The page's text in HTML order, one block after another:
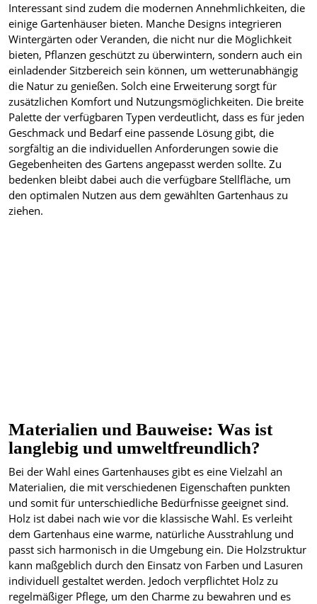
Interessant sind zudem die modernen Annehmlichkeiten, die
einige Gartenhäuser bieten. Manche Designs integrieren
Wintergärten oder Veranden, die nicht nur die Möglichkeit
bieten, Pflanzen geschützt zu überwintern, sondern auch ein
einladender Sitzbereich sein können, um wetterunabhängig
die Natur zu genießen. Solch eine Erweiterung sorgt für
zusätzlichen Komfort und Nutzungsmöglichkeiten. Die breite
Palette der verfügbaren Typen verdeutlicht, dass es für jeden
Geschmack und Bedarf eine passende Lösung gibt, die
sorgfältig an die individuellen Anforderungen sowie die
Gegebenheiten des Gartens angepasst werden sollte. Zu
bedenken bleibt dabei auch die verfügbare Stellfläche, um
den optimalen Nutzen aus dem gewählten Gartenhaus zu
ziehen.
Materialien und Bauweise: Was ist
langlebig und umweltfreundlich?
Bei der Wahl eines Gartenhauses gibt es eine Vielzahl an
Materialien, die mit verschiedenen Eigenschaften punkten
und somit für unterschiedliche Bedürfnisse geeignet sind.
Holz ist dabei nach wie vor die klassische Wahl. Es verleiht
dem Gartenhaus eine warme, natürliche Ausstrahlung und
passt sich harmonisch in die Umgebung ein. Die Holzstruktur
kann maßgeblich durch den Einsatz von Farben und Lasuren
individuell gestaltet werden. Jedoch verpflichtet Holz zu
regelmäßiger Pflege, um den Charme zu bewahren und es